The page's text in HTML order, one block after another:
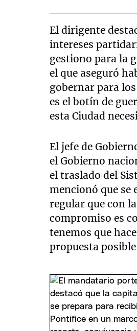
El dirigente
intereses
gestiono para la
el que aseguró
gobernar para
es el botín de
esta Ciudad
El jefe de
el Gobierno
el traslado del
mencionó que se
regular que con
compromiso es
tenemos que
propuesta